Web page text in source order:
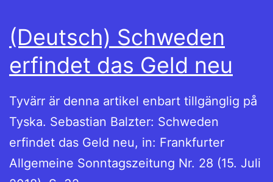
(Deutsch) Schweden
erfindet das Geld neu
Tyvärr är denna artikel enbart tillgänglig på
Tyska. Sebastian Balzter: Schweden
erfindet das Geld neu, in: Frankfurter
Allgemeine Sonntagszeitung Nr. 28 (15. Juli